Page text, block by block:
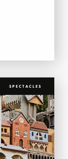
SPECTACLES